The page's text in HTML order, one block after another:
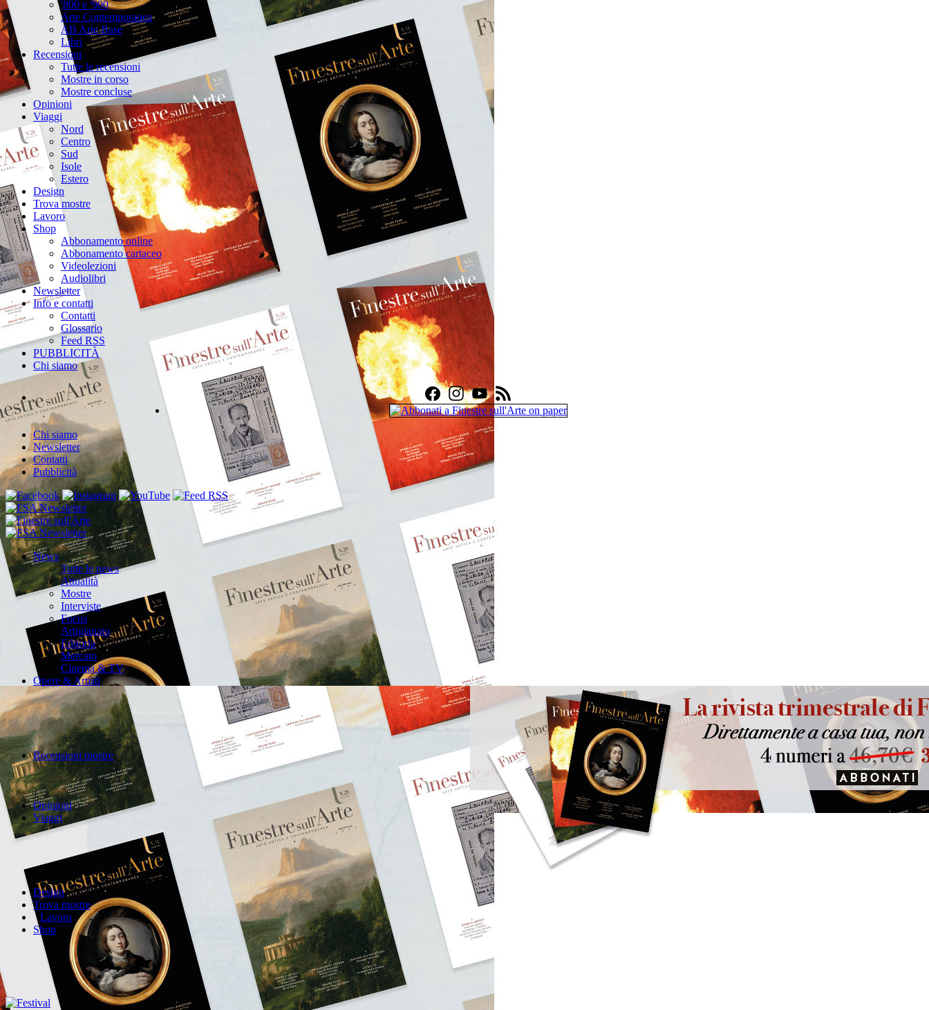
'800 e '900
Arte Contemporanea
AB Arte Base
Libri
Recensioni
Tutte le recensioni
Mostre in corso
Mostre concluse
Opinioni
Viaggi
Nord
Centro
Sud
Isole
Estero
Design
Trova mostre
Lavoro
Shop
Abbonamento online
Abbonamento cartaceo
Videolezioni
Audiolibri
Newsletter
Info e contatti
Contatti
Glossario
Feed RSS
PUBBLICITÀ
Chi siamo
Chi siamo
Newsletter
Contatti
Pubblicità
News
Tutte le news
Attualità
Mostre
Interviste
Focus
Artigianato
Editoria
Mercato
Cinema & TV
Opere & Artisti
Recensioni mostre
Opinioni
Viaggi
Design
Trova mostre
Lavoro
Shop